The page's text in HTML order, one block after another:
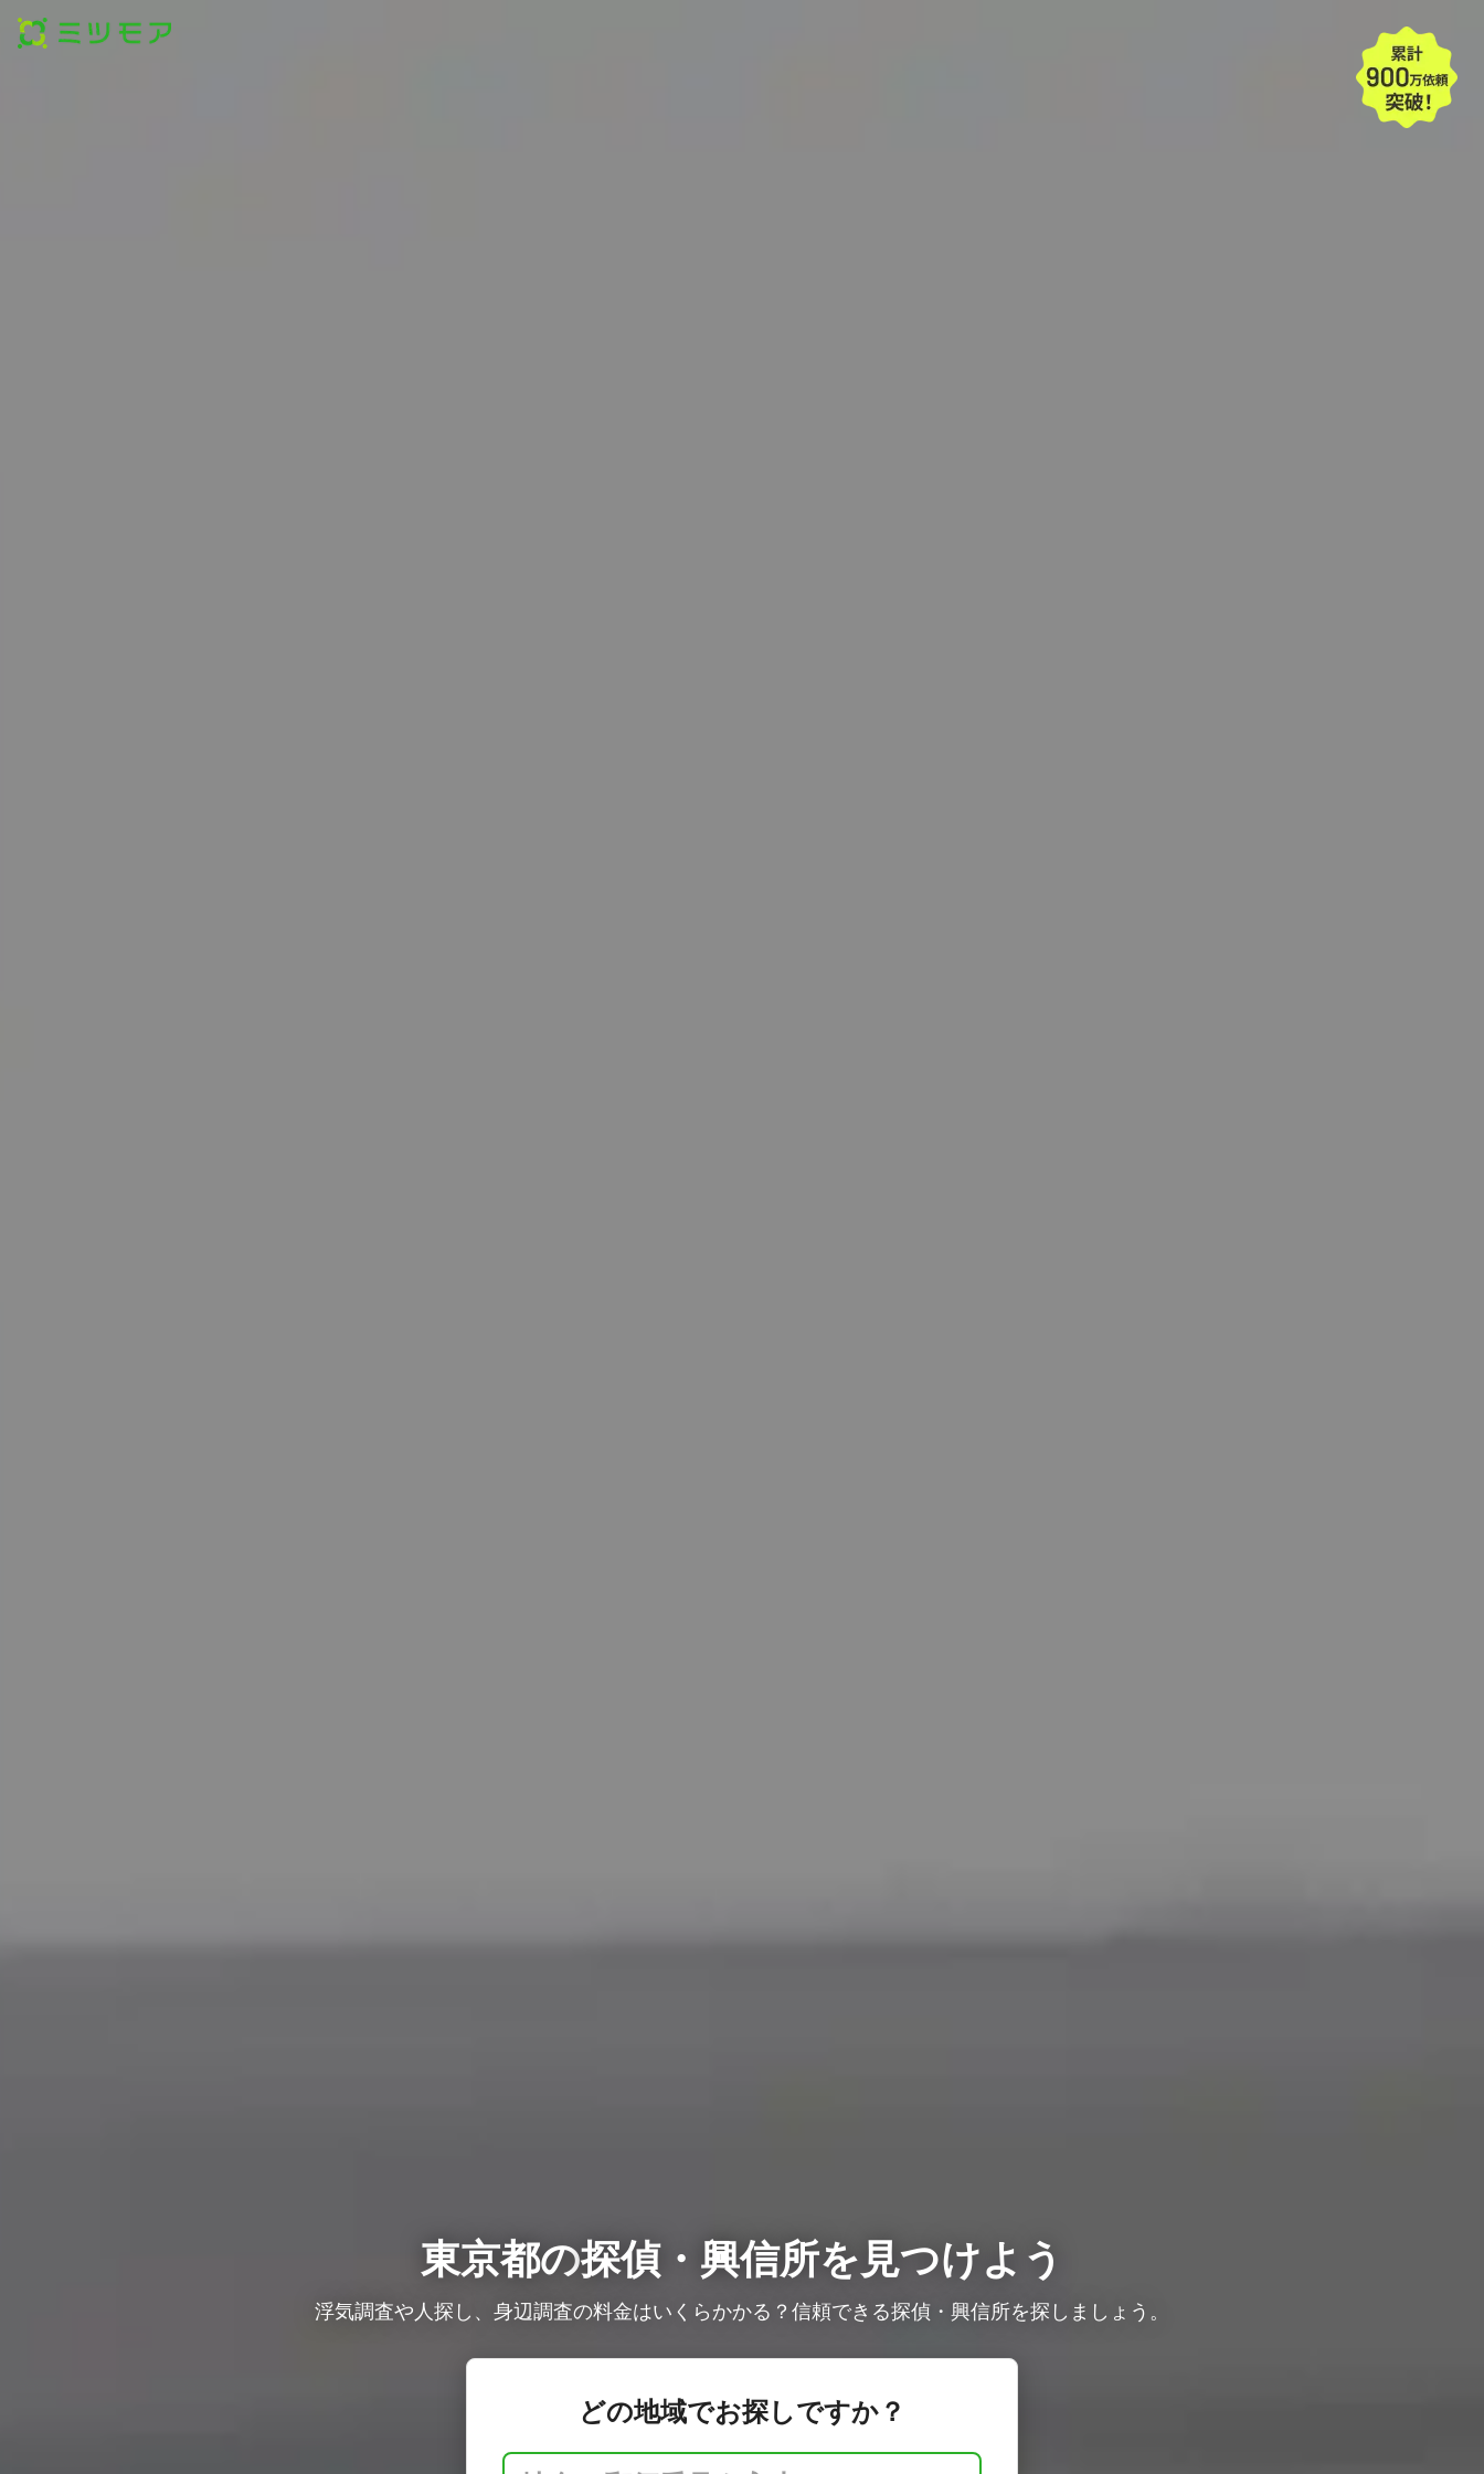
東京都の探偵・興信所を見つけよう
浮気調査や人探し、身辺調査の料金はいくらかかる？信頼できる探偵・興信所を探しましょう。
どの地域でお探しですか？